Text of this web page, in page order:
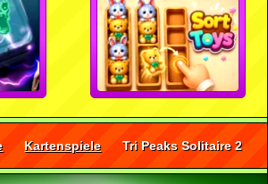
Kartenspiele Tri Peaks Solitaire 2